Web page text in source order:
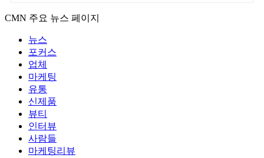
CMN 주요 뉴스 페이지
뉴스
포커스
업체
마케팅
유통
신제품
뷰티
인터뷰
사람들
마케팅리뷰